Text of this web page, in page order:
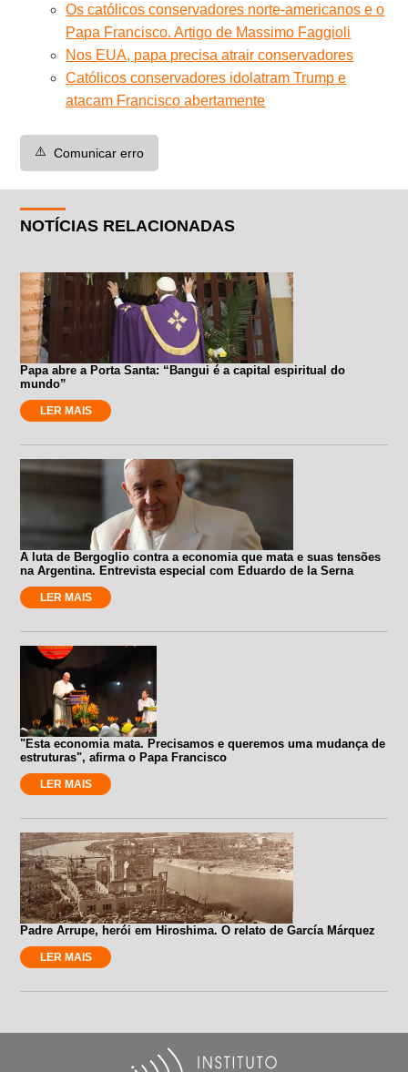
Os católicos conservadores norte-americanos e o
Papa Francisco. Artigo de Massimo Faggioli
Nos EUA, papa precisa atrair conservadores
Católicos conservadores idolatram Trump e
atacam Francisco abertamente
⚠️ Comunicar erro
NOTÍCIAS RELACIONADAS
Papa abre a Porta Santa: “Bangui é a capital espiritual do
mundo”
LER MAIS
A luta de Bergoglio contra a economia que mata e suas tensões
na Argentina. Entrevista especial com Eduardo de la Serna
LER MAIS
"Esta economia mata. Precisamos e queremos uma mudança de
estruturas", afirma o Papa Francisco
LER MAIS
Padre Arrupe, herói em Hiroshima. O relato de García Márquez
LER MAIS